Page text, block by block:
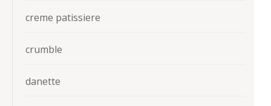
creme patissiere
crumble
danette